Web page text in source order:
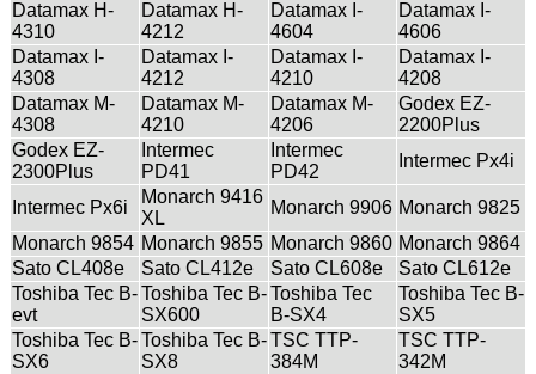
Datamax H-
4310
Datamax H-
4212
Datamax I-
4604
Datamax I-
4606
Datamax I-
4308
Datamax I-
4212
Datamax I-
4210
Datamax I-
4208
Datamax M-
4308
Datamax M-
4210
Datamax M-
4206
Godex EZ-
2200Plus
Godex EZ-
2300Plus
Intermec
PD41
Intermec
PD42
Intermec Px4i
Intermec Px6i
Monarch 9416
XL
Monarch 9906 Monarch 9825
Monarch 9854 Monarch 9855 Monarch 9860 Monarch 9864
Sato CL408e
Sato CL412e Sato CL608e
Sato CL612e
Toshiba Tec B-
evt
Toshiba Tec B-
SX600
Toshiba Tec
B-SX4
Toshiba Tec B-
SX5
Toshiba Tec B-
SX6
Toshiba Tec B-
SX8
TSC TTP-
384M
TSC TTP-
342M